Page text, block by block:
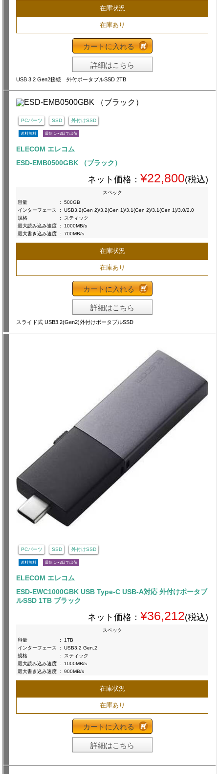
在庫状況
在庫あり
カートに入れる
詳細はこちら
USB 3.2 Gen2接続 外付ポータブルSSD 2TB
PCパーツ SSD 外付けSSD
送料無料 最短 1〜3日で出荷
ELECOM エレコム
ESD-EMB0500GBK （ブラック）
ネット価格： ¥22,800(税込)
スペック
容量
:
500GB
インターフェース
:
USB3.2(Gen 2)/3.2(Gen 1)/3.1(Gen 2)/3.1(Gen 1)/3.0/2.0
規格
:
スティック
最大読み込み速度 :
1000MB/s
最大書き込み速度 : 700MB/s
在庫状況
在庫あり
カートに入れる
詳細はこちら
スライド式 USB3.2(Gen2)外付けポータブルSSD
PCパーツ SSD 外付けSSD
送料無料 最短 1〜3日で出荷
ELECOM エレコム
ESD-EWC1000GBK USB Type-C USB-A対応 外付けポータブ
ルSSD 1TB ブラック
ネット価格： ¥36,212(税込)
スペック
容量
:
1TB
インターフェース
:
USB3.2 Gen.2
規格
:
スティック
最大読み込み速度 :
1000MB/s
最大書き込み速度 : 900MB/s
在庫状況
在庫あり
カートに入れる
詳細はこちら